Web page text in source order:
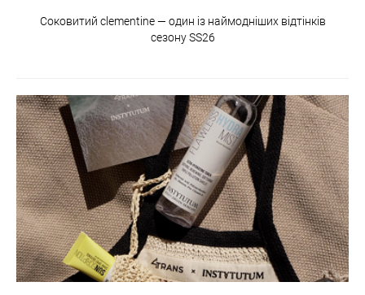
Соковитий clementine — один із наймодніших відтінків
сезону SS26